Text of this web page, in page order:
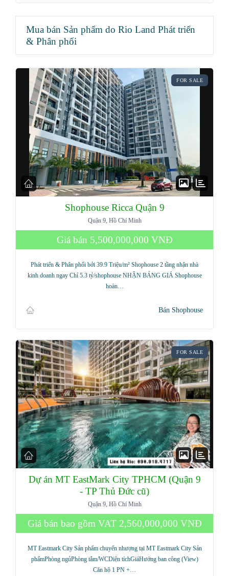
Mua bán Sản phẩm do Rio Land Phát triển
& Phân phối
FOR SALE
Shophouse Ricca Quận 9
Quận 9, Hồ Chí Minh
Giá bán 5,500,000,000 VNĐ
Phát triển & Phân phối bởi 39.9 Triệu/m² Shophouse 2 tầng nhận nhà
kinh doanh ngay Chỉ 5.3 tỷ/shophouse NHẬN BẢNG GIÁ Shophouse
hoàn…
Bán Shophouse
FOR SALE
Dự án MT EastMark City TPHCM (Quận 9
- TP Thủ Đức cũ)
Quận 9, Hồ Chí Minh
Giá bán bao gồm VAT 2,560,000,000 VNĐ
MT Eastmark City Sản phẩm chuyển nhượng tại MT Eastmark City Sản
phẩmPhòng ngủPhòng tắm/WCDiện tíchGiáHướng ban công (View)
Căn hộ 1 PN +…